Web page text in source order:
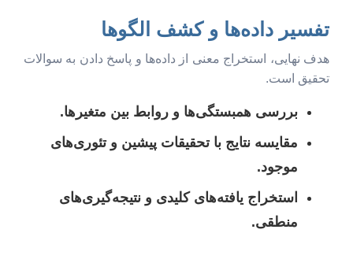
تفسیر داده‌ها و کشف الگوها
هدف نهایی، استخراج معنی از داده‌ها و پاسخ دادن به سوالات
تحقیق است.
بررسی همبستگی‌ها و روابط بین متغیرها.
مقایسه نتایج با تحقیقات پیشین و تئوری‌های
موجود.
استخراج یافته‌های کلیدی و نتیجه‌گیری‌های
منطقی.